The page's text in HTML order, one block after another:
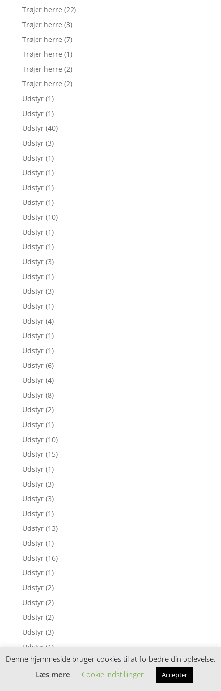
Trøjer herre (22)
Trøjer herre (3)
Trøjer herre (7)
Trøjer herre (1)
Trøjer herre (2)
Trøjer herre (2)
Udstyr (1)
Udstyr (1)
Udstyr (40)
Udstyr (3)
Udstyr (1)
Udstyr (1)
Udstyr (1)
Udstyr (1)
Udstyr (10)
Udstyr (1)
Udstyr (1)
Udstyr (3)
Udstyr (1)
Udstyr (3)
Udstyr (1)
Udstyr (4)
Udstyr (1)
Udstyr (1)
Udstyr (6)
Udstyr (4)
Udstyr (8)
Udstyr (2)
Udstyr (1)
Udstyr (10)
Udstyr (15)
Udstyr (1)
Udstyr (3)
Udstyr (3)
Udstyr (1)
Udstyr (13)
Udstyr (1)
Udstyr (16)
Udstyr (1)
Udstyr (2)
Udstyr (2)
Udstyr (2)
Udstyr (3)
Udstyr (1)
Udstyr (1)
Udstyr (1)
Denne hjemmeside bruger cookies til at forbedre din oplevelse.
Læs mere
Cookie indstillinger Accepter